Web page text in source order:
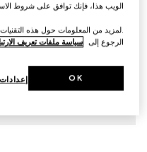
الويب هذا، فإنك توافق على شروط
.لمزيد من المعلومات حول هذه
الرجوع إلى سياسة ملفات تعريف
OK